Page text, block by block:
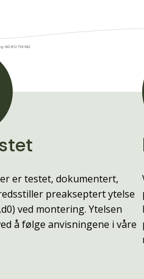
er testet, dokumentert,
preakseptert ytelse
ved montering. Ytelsen
å følge anvisningene i våre